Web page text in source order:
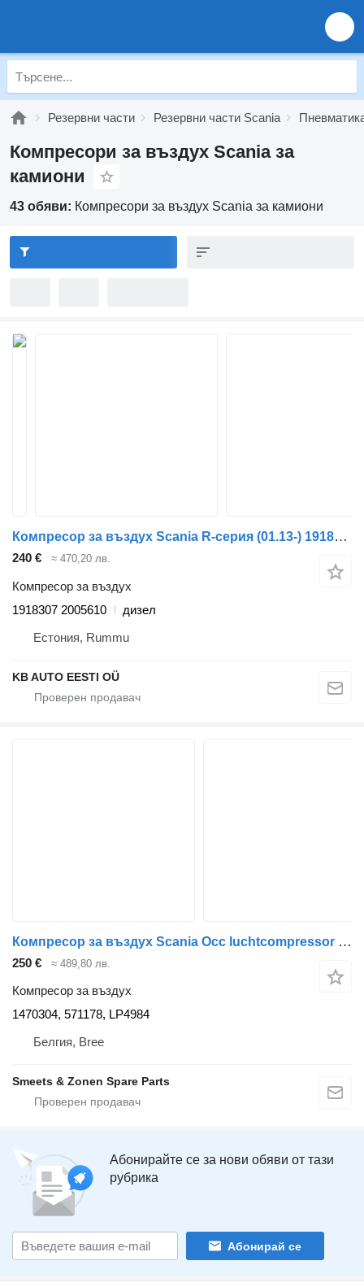
Резервни части Резервни части Scania
Компресори за въздух Scania за
камиони
43 обяви: Компресори за въздух Scania за камиони
Компресор за въздух Scania R-серия (01.13-) 1918307 2005610 за камион Scania P,G,R,T-series (2004-2017)
240 € ≈ 470,20 лв.
Компресор за въздух
1918307 2005610
дизел
Естония, Rummu
KB AUTO EESTI OÜ
Компресор за въздух Scania Occ luchtcompressor 1470304 за камион
250 € ≈ 489,80 лв.
Компресор за въздух
1470304, 571178, LP4984
Белгия, Bree
Smeets & Zonen Spare Parts
Абонирайте се за нови обяви от тази
рубрика
Абонирай се